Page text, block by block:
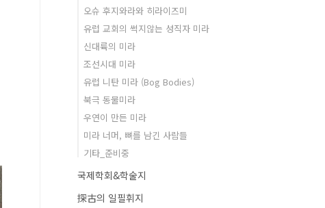
오슈 후지와라와 히라이즈미
유럽 교회의 썩지않는 성직자 미라
신대륙의 미라
조선시대 미라
유럽 니탄 미라 (Bog Bodies)
북극 동물미라
우연이 만든 미라
미라 너머, 뼈를 남긴 사람들
기타_준비중
국제학회&학술지
探古의 일필휘지